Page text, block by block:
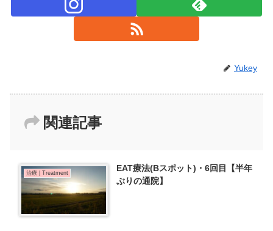
Yukey
関連記事
治療 | Treatment
EAT療法(Bスポット)・6回目【半年
ぶりの通院】